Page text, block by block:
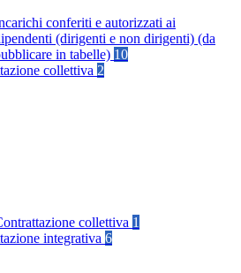
conferiti e autorizzati ai
(dirigenti e non dirigenti) (da
in tabelle) 10
collettiva 2
collettiva 1
integrativa 6